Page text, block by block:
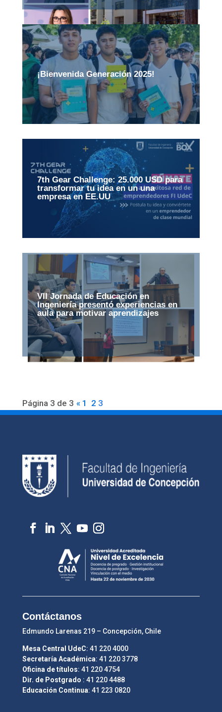
¡Bienvenida Generación 2025!
7th Gear Challenge: 25.000 USD para
transformar tu idea en un una
empresa en EE.UU
VII Jornada de Educación en
Ingeniería presentó experiencias en
aula para motivar aprendizajes
Página 3 de 3 « 1 2 3
Contáctanos
Edmundo Larenas 219 – Concepción, Chile
Mesa Central UdeC: 41 220 4000
Secretaría Académica: 41 220 3778
Oficina de títulos: 41 220 4754
Dir. de Postgrado : 41 220 4488
Educación Continua: 41 223 0820